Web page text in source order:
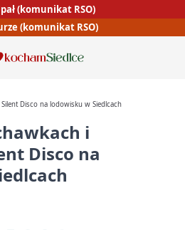
(komunikat RSO)
(komunikat RSO)
Disco na lodowisku w Siedlcach
i
Disco na